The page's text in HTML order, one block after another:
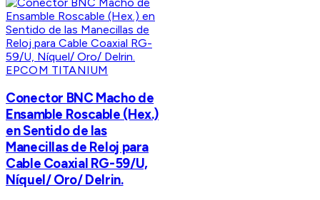
EPCOM TITANIUM
Conector BNC Macho de
Ensamble Roscable (Hex.)
en Sentido de las
Manecillas de Reloj para
Cable Coaxial RG-59/U,
Níquel/ Oro/ Delrin.